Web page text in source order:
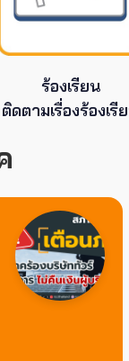
ร้องเรียน
ติดตามเรื่องร้องเรี